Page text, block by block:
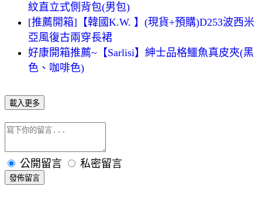
紋直立式側背包(男包)
[推薦開箱]【韓國K.W. 】(現貨+預購)D253波西米
亞風復古兩穿長裙
好康開箱推薦~【Sarlisi】紳士品格鱷魚真皮夾(黑
色、咖啡色)
載入更多
公開留言 私密留言
發佈留言